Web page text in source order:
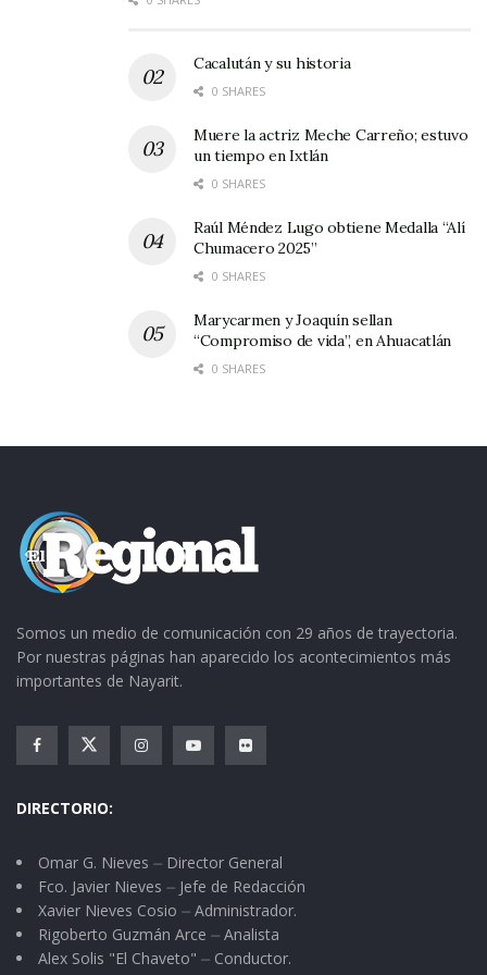
Cacalután y su historia
0 SHARES
Muere la actriz Meche Carreño; estuvo
un tiempo en Ixtlán
0 SHARES
Raúl Méndez Lugo obtiene Medalla “Alí
Chumacero 2025”
0 SHARES
Marycarmen y Joaquín sellan
“Compromiso de vida”, en Ahuacatlán
0 SHARES
Somos un medio de comunicación con 29 años de trayectoria.
Por nuestras páginas han aparecido los acontecimientos más
importantes de Nayarit.
DIRECTORIO:
Omar G. Nieves ⏤ Director General
Fco. Javier Nieves ⏤ Jefe de Redacción
Xavier Nieves Cosio ⏤ Administrador.
Rigoberto Guzmán Arce ⏤ Analista
Alex Solis "El Chaveto" ⏤ Conductor.